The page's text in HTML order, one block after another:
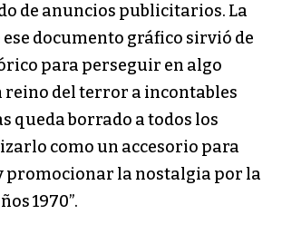
de anuncios publicitarios. La
documento gráfico sirvió de
para perseguir en algo
reino del terror a incontables
queda borrado a todos los
como un accesorio para
promocionar la nostalgia por la
1970”.